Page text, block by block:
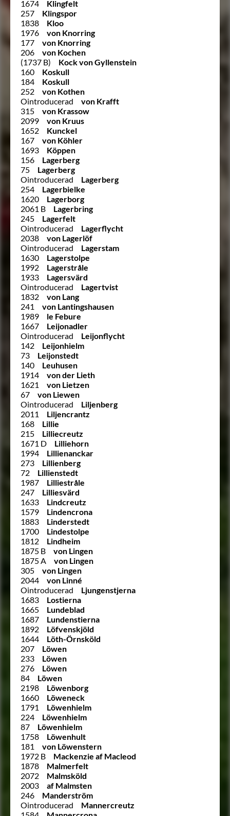
1674
Klingfelt
257
Klingspor
1838
Kloo
1976
von Knorring
177
von Knorring
206
von Kochen
(1737 B)
Kock von Gyllenstein
160
Koskull
184
Koskull
252
von Kothen
Ointroducerad
von Krafft
315
von Krassow
2099
von Kruus
1652
Kunckel
167
von Köhler
1693
Köppen
156
Lagerberg
75
Lagerberg
Ointroducerad
Lagerberg
254
Lagerbielke
1620
Lagerborg
2061 B
Lagerbring
245
Lagerfelt
Ointroducerad
Lagerflycht
2038
von Lagerlöf
Ointroducerad
Lagerstam
1630
Lagerstolpe
1992
Lagerstråle
1933
Lagersvärd
Ointroducerad
Lagertvist
1832
von Lang
241
von Lantingshausen
1989
le Febure
1667
Leijonadler
Ointroducerad
Leijonflycht
142
Leijonhielm
73
Leijonstedt
140
Leuhusen
1914
von der Lieth
1621
von Lietzen
67
von Liewen
Ointroducerad
Liljenberg
2011
Liljencrantz
168
Lillie
215
Lilliecreutz
1671 D
Lilliehorn
1994
Lillienanckar
273
Lillienberg
72
Lillienstedt
1987
Lilliestråle
247
Lilliesvärd
1633
Lindcreutz
1579
Lindencrona
1883
Linderstedt
1700
Lindestolpe
1812
Lindheim
1875 B
von Lingen
1875 A
von Lingen
305
von Lingen
2044
von Linné
Ointroducerad
Ljungenstjerna
1683
Lostierna
1665
Lundeblad
1687
Lundenstierna
1892
Löfvenskjöld
1644
Löth-Örnsköld
207
Löwen
233
Löwen
276
Löwen
84
Löwen
2198
Löwenborg
1660
Löweneck
1791
Löwenhielm
224
Löwenhielm
87
Löwenhielm
1758
Löwenhult
181
von Löwenstern
1972 B
Mackenzie af Macleod
1878
Malmerfelt
2072
Malmsköld
2003
af Malmsten
246
Manderström
Ointroducerad
Mannercreutz